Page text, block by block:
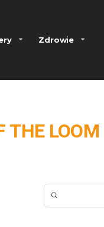
Zdrowie
THE LOOM